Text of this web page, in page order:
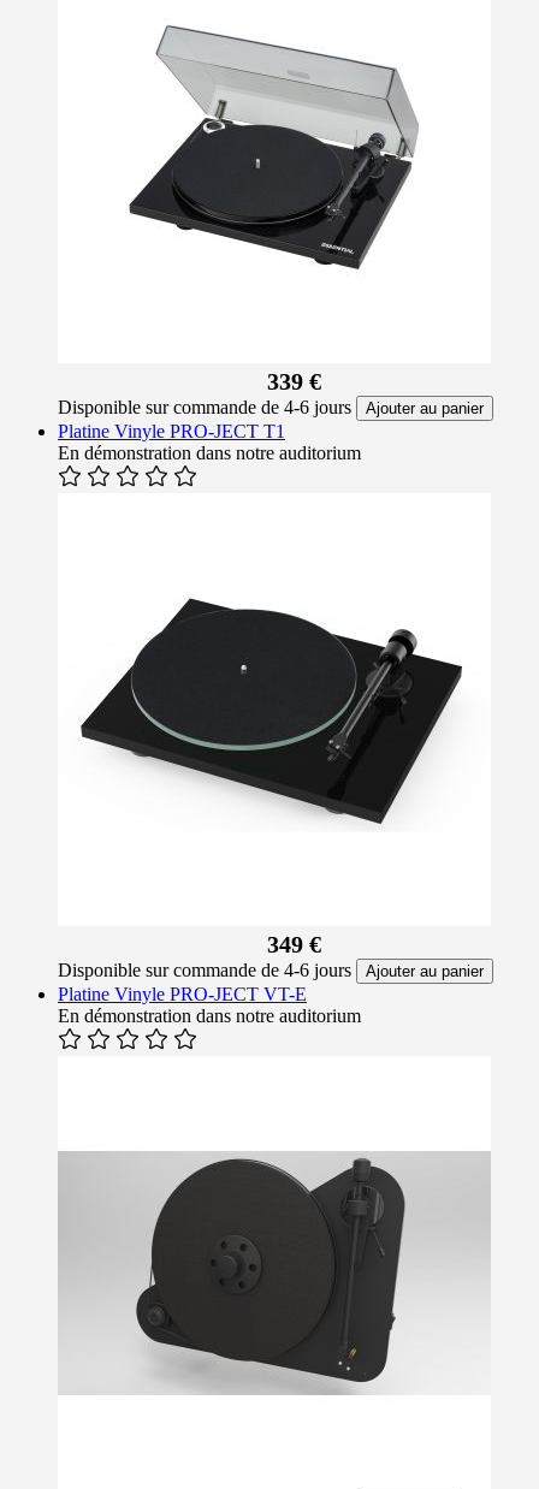
339 €
Disponible sur commande de 4-6 jours Ajouter au panier
Platine Vinyle PRO-JECT T1
En démonstration dans notre auditorium
349 €
Disponible sur commande de 4-6 jours Ajouter au panier
Platine Vinyle PRO-JECT VT-E
En démonstration dans notre auditorium